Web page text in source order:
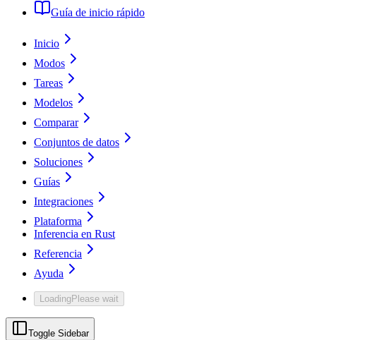
Guía de inicio rápido
Inicio
Modos
Tareas
Modelos
Comparar
Conjuntos de datos
Soluciones
Guías
Integraciones
Plataforma
Inferencia en Rust
Referencia
Ayuda
LoadingPlease wait
Toggle Sidebar